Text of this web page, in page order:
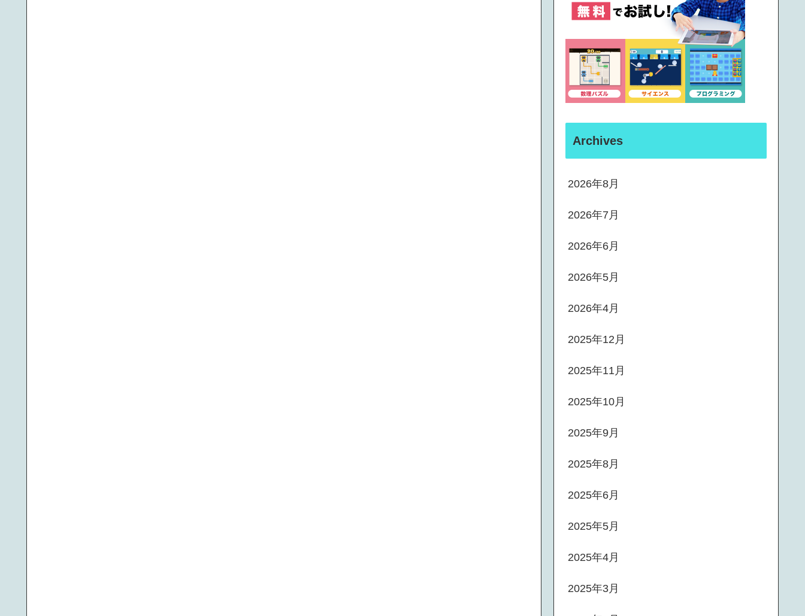
Archives
2026年8月
2026年7月
2026年6月
2026年5月
2026年4月
2025年12月
2025年11月
2025年10月
2025年9月
2025年8月
2025年6月
2025年5月
2025年4月
2025年3月